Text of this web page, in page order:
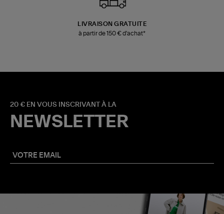
LIVRAISON GRATUITE
à partir de 150 € d'achat*
20 € EN VOUS INSCRIVANT À LA
NEWSLETTER